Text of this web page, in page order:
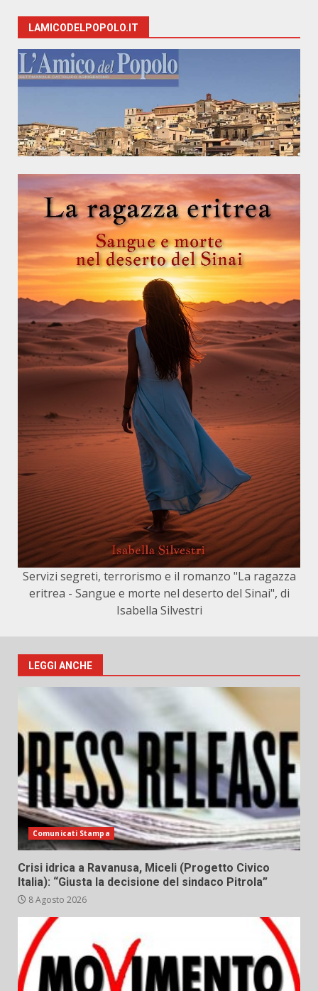
LAMICODELPOPOLO.IT
Servizi segreti, terrorismo e il romanzo "La ragazza
eritrea - Sangue e morte nel deserto del Sinai", di
Isabella Silvestri
LEGGI ANCHE
Comunicati Stampa
Crisi idrica a Ravanusa, Miceli (Progetto Civico
Italia): “Giusta la decisione del sindaco Pitrola”
8 Agosto 2026